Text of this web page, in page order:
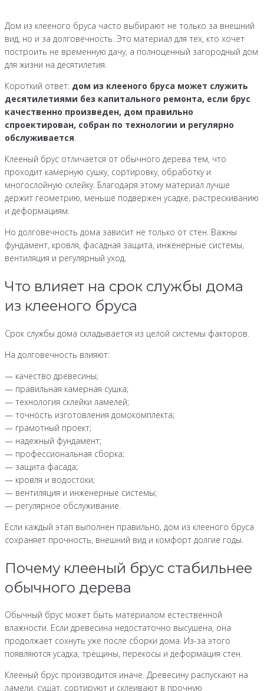
Дом из клееного бруса часто выбирают не только за внешний
вид, но и за долговечность. Это материал для тех, кто хочет
построить не временную дачу, а полноценный загородный дом
для жизни на десятилетия.
Короткий ответ: дом из клееного бруса может служить
десятилетиями без капитального ремонта, если брус
качественно произведен, дом правильно
спроектирован, собран по технологии и регулярно
обслуживается.
Клееный брус отличается от обычного дерева тем, что
проходит камерную сушку, сортировку, обработку и
многослойную склейку. Благодаря этому материал лучше
держит геометрию, меньше подвержен усадке, растрескиванию
и деформациям.
Но долговечность дома зависит не только от стен. Важны
фундамент, кровля, фасадная защита, инженерные системы,
вентиляция и регулярный уход.
Что влияет на срок службы дома
из клееного бруса
Срок службы дома складывается из целой системы факторов.
На долговечность влияют:
— качество древесины;
— правильная камерная сушка;
— технология склейки ламелей;
— точность изготовления домокомплекта;
— грамотный проект;
— надежный фундамент;
— профессиональная сборка;
— защита фасада;
— кровля и водостоки;
— вентиляция и инженерные системы;
— регулярное обслуживание.
Если каждый этап выполнен правильно, дом из клееного бруса
сохраняет прочность, внешний вид и комфорт долгие годы.
Почему клееный брус стабильнее
обычного дерева
Обычный брус может быть материалом естественной
влажности. Если древесина недостаточно высушена, она
продолжает сохнуть уже после сборки дома. Из-за этого
появляются усадка, трещины, перекосы и деформация стен.
Клееный брус производится иначе. Древесину распускают на
ламели, сушат, сортируют и склеивают в прочную